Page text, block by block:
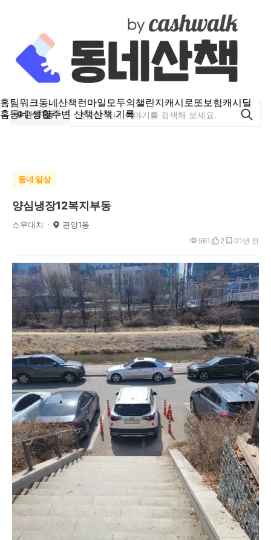
홈팀워크동네산책런마일모두의챌린지캐시로또보험캐시딜
홈동네 생활주변 산책산책 기록
관양1동
동네 일상
양심냉장12복지부동
소우대치 관양1동
1년 전
561 2 0